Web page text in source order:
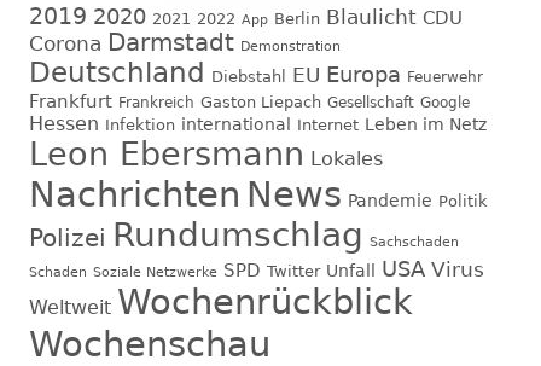
2019 2020 2021 2022 App Berlin Blaulicht CDU
Corona Darmstadt Demonstration
Deutschland Diebstahl EU Europa Feuerwehr
Frankfurt Frankreich Gaston Liepach Gesellschaft Google
Hessen Infektion international Internet Leben im Netz
Leon Ebersmann Lokales
Nachrichten News Pandemie Politik
Polizei Rundumschlag Sachschaden
Schaden Soziale Netzwerke SPD Twitter Unfall USA Virus
Weltweit Wochenrückblick
Wochenschau